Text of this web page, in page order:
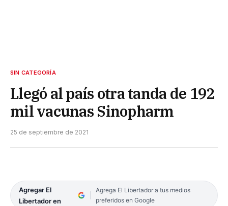
SIN CATEGORÍA
Llegó al país otra tanda de 192
mil vacunas Sinopharm
25 de septiembre de 2021
Agregar El
Libertador en
Agrega El Libertador a tus medios
preferidos en Google